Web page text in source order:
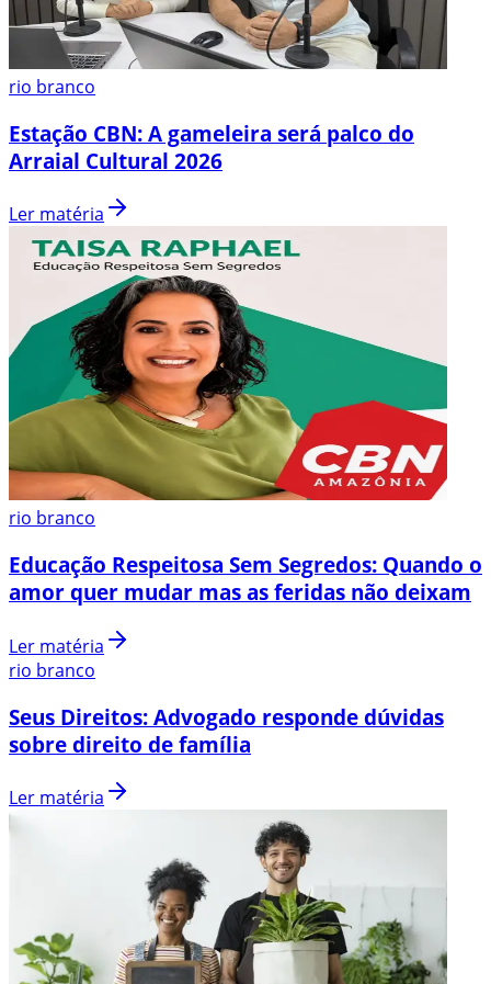
rio branco
Estação CBN: A gameleira será palco do
Arraial Cultural 2026
Ler matéria
rio branco
Educação Respeitosa Sem Segredos: Quando o
amor quer mudar mas as feridas não deixam
Ler matéria
rio branco
Seus Direitos: Advogado responde dúvidas
sobre direito de família
Ler matéria